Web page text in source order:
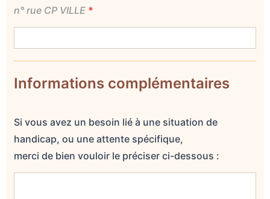
n° rue CP VILLE *
Informations complémentaires
Si vous avez un besoin lié à une situation de
handicap, ou une attente spécifique,
merci de bien vouloir le préciser ci-dessous :